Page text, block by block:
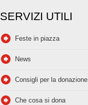
SERVIZI UTILI
Feste in piazza
News
Consigli per la donazione
Che cosa si dona